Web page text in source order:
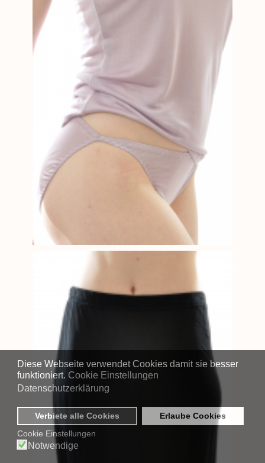
Diese Webseite verwendet Cookies damit sie besser
funktioniert. Cookie Einstellungen
Datenschutzerklärung
Verbiete alle Cookies
Erlaube Cookies
Cookie Einstellungen
Notwendige